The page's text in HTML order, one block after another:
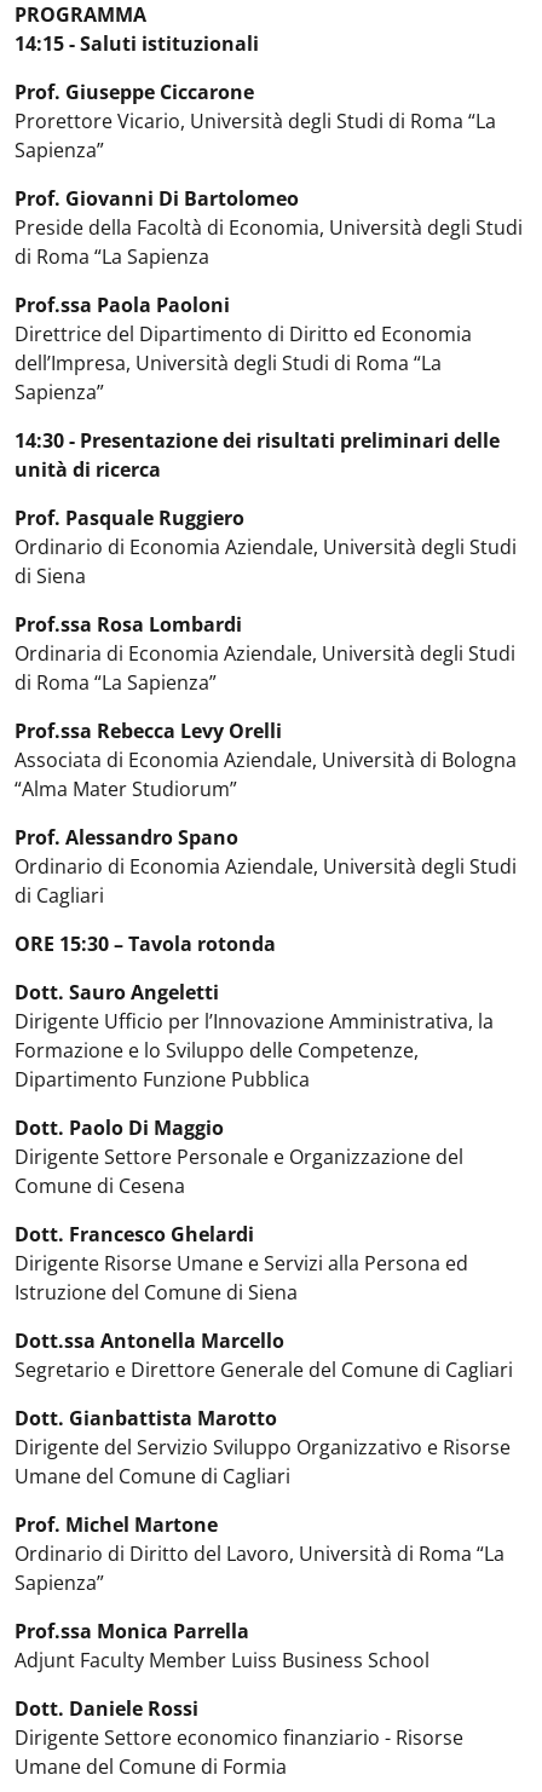
PROGRAMMA
14:15 - Saluti istituzionali
Prof. Giuseppe Ciccarone
Prorettore Vicario, Università degli Studi di Roma “La
Sapienza”
Prof. Giovanni Di Bartolomeo
Preside della Facoltà di Economia, Università degli Studi
di Roma “La Sapienza
Prof.ssa Paola Paoloni
Direttrice del Dipartimento di Diritto ed Economia
dell’Impresa, Università degli Studi di Roma “La
Sapienza”
14:30 - Presentazione dei risultati preliminari delle
unità di ricerca
Prof. Pasquale Ruggiero
Ordinario di Economia Aziendale, Università degli Studi
di Siena
Prof.ssa Rosa Lombardi
Ordinaria di Economia Aziendale, Università degli Studi
di Roma “La Sapienza”
Prof.ssa Rebecca Levy Orelli
Associata di Economia Aziendale, Università di Bologna
“Alma Mater Studiorum”
Prof. Alessandro Spano
Ordinario di Economia Aziendale, Università degli Studi
di Cagliari
ORE 15:30 – Tavola rotonda
Dott. Sauro Angeletti
Dirigente Ufficio per l’Innovazione Amministrativa, la
Formazione e lo Sviluppo delle Competenze,
Dipartimento Funzione Pubblica
Dott. Paolo Di Maggio
Dirigente Settore Personale e Organizzazione del
Comune di Cesena
Dott. Francesco Ghelardi
Dirigente Risorse Umane e Servizi alla Persona ed
Istruzione del Comune di Siena
Dott.ssa Antonella Marcello
Segretario e Direttore Generale del Comune di Cagliari
Dott. Gianbattista Marotto
Dirigente del Servizio Sviluppo Organizzativo e Risorse
Umane del Comune di Cagliari
Prof. Michel Martone
Ordinario di Diritto del Lavoro, Università di Roma “La
Sapienza”
Prof.ssa Monica Parrella
Adjunt Faculty Member Luiss Business School
Dott. Daniele Rossi
Dirigente Settore economico finanziario - Risorse
Umane del Comune di Formia